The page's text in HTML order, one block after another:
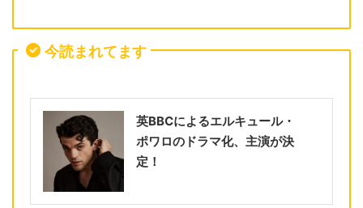
今読まれてます
英BBCによるエルキュール・
ポワロのドラマ化、主演が決
定！